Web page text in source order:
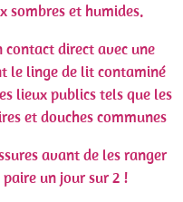
sombres et humides.
direct avec une
le linge de lit contaminé
lieux publics tels que les
et douches communes
avant de les ranger
un jour sur 2 !